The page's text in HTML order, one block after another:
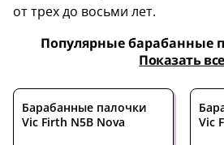
от трех до восьми лет.
Популярные барабанные
Показать все
Барабанные палочки
Vic Firth N5B Nova
Vic